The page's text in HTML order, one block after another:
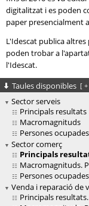
digitalitzat i es poden
paper presencialment
L'Idescat publica
poden trobar a
l'Idescat.
Taules disponibles [ +
Sector serveis
Principals resultats
Macromagnituds
Persones ocupades
Sector comerç
Principals
Macromagnituds.
Persones
Venda i reparació de
Principals